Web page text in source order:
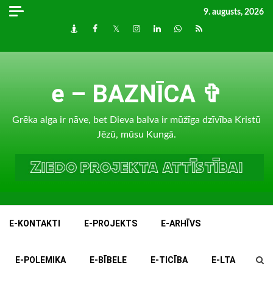
Skip
9. augusts, 2026
DraugiemFacebook
TwitterInstagram
LinkedInwhatsapp
RSS
e – BAZNĪCA ✞
Grēka alga ir nāve, bet Dieva balva ir mūžīga dzīvība Kristū
Jēzū, mūsu Kungā.
E-KONTAKTI E-PROJEKTS E-ARHĪVS
E-POLEMIKA E-BĪBELE E-TICĪBA E-LTA